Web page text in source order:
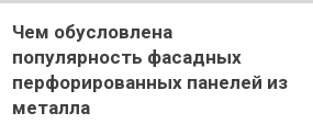
Чем обусловлена
популярность фасадных
перфорированных панелей из
металла